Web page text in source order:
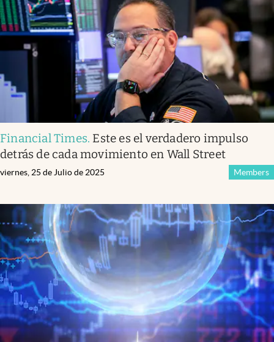
Financial Times. Este es el verdadero impulso
detrás de cada movimiento en Wall Street
Members
viernes, 25 de Julio de 2025